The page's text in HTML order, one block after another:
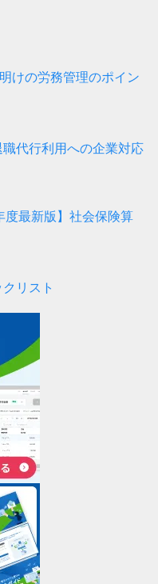
けの労務管理のポイン
代行利用への企業対応
度最新版】社会保険算
リスト